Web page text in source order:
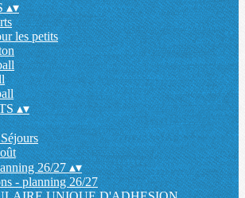
▴▾
les petits
▴▾
26/27▴▾
- planning 26/27